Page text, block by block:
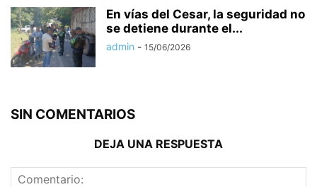
En vías del Cesar, la seguridad no
se detiene durante el...
admin - 15/06/2026
SIN COMENTARIOS
DEJA UNA RESPUESTA